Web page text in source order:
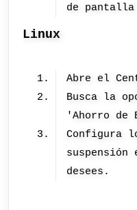
de
Linux
Abre el
Busca la
'Ahorro de
Configura
suspensión
desees.